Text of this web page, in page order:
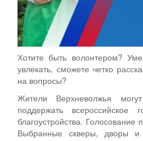
Хотите быть волонтером?
увлекать, сможете четко
на вопросы?
Жители Верхневолжья
поддержать всероссийское
благоустройства. Голосование
Выбранные скверы, дворы